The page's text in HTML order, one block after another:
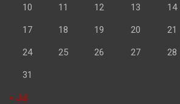
10 11 12 13 14
17 18 19 20 21
24 25 26 27 28
31
« Jul